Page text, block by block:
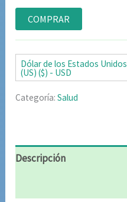
Valorado
con4.86de
5 en base a
7
valoraciones
COMPRAR
Dólar de los Estados Unidos
(US) ($) - USD
Categoría:Salud
Descripción